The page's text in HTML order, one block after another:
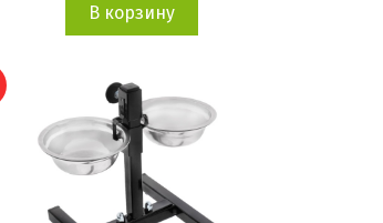
В корзину